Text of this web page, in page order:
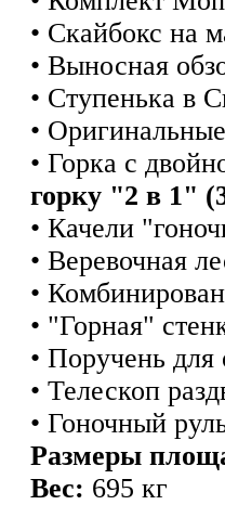
• Скайбокс на
• Выносная
• Ступенька в
•
• Горка с
горку "2 в 1"
• Качели
• Веревочная
•
• "Горная"
• Поручень для
• Телескоп
• Гоночный
Размеры
Вес: 695 кг